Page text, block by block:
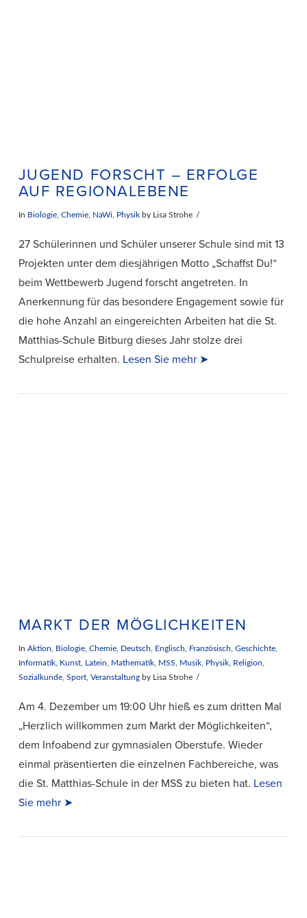
JUGEND FORSCHT – ERFOLGE
AUF REGIONALEBENE
In Biologie, Chemie, NaWi Physikby Lisa Strohe
27 Schülerinnen und Schüler unserer Schule sind mit 13
Projekten unter dem diesjährigen Motto „Schaffst Du!“
beim Wettbewerb Jugend forscht angetreten. In
Anerkennung für das besondere Engagement sowie für
die hohe Anzahl an eingereichten Arbeiten hat die St.
Matthias-Schule Bitburg dieses Jahr stolze drei
Schulpreise erhalten. Lesen Sie mehr ➤
MARKT DER MÖGLICHKEITEN
In Aktion, Biologie, Chemie, Deutsch, Englisch, Französisch, Geschichte,
Informatik, Kunst, Latein, Mathematik, MSS, Musik, Physik, Religion,
Sozialkunde, Sport, Veranstaltungby Lisa Strohe
Am 4. Dezember um 19:00 Uhr hieß es zum dritten Mal
„Herzlich willkommen zum Markt der Möglichkeiten“,
dem Infoabend zur gymnasialen Oberstufe. Wieder
einmal präsentierten die einzelnen Fachbereiche, was
die St. Matthias-Schule in der MSS zu bieten hat. Lesen
Sie mehr ➤